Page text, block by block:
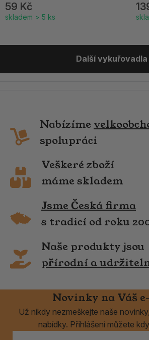
59 Kč
skladem > 5 ks
Další vykuřovadla
Nabízíme
spolupráci
Veškeré zboží
máme skladem
Jsme Česká firma
s tradicí od roku
Naše produkty jsou
přírodní a
Novinky na Váš
Už nikdy nezmeškejte naše
nabídky. Přihlášení můžete